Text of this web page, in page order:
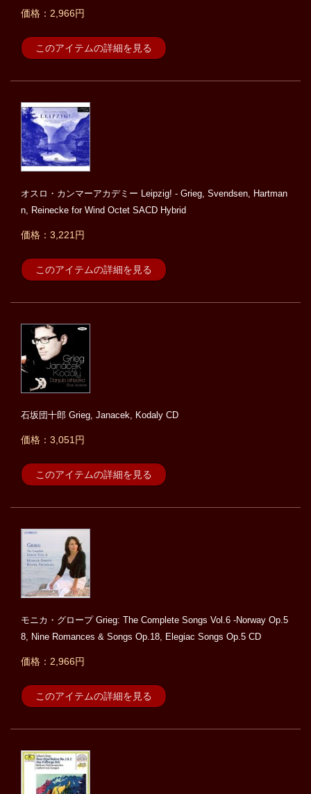
価格：2,966円
このアイテムの詳細を見る
オスロ・カンマーアカデミー Leipzig! - Grieg, Svendsen, Hartman
n, Reinecke for Wind Octet SACD Hybrid
価格：3,221円
このアイテムの詳細を見る
石坂団十郎 Grieg, Janacek, Kodaly CD
価格：3,051円
このアイテムの詳細を見る
モニカ・グロープ Grieg: The Complete Songs Vol.6 -Norway Op.5
8, Nine Romances & Songs Op.18, Elegiac Songs Op.5 CD
価格：2,966円
このアイテムの詳細を見る